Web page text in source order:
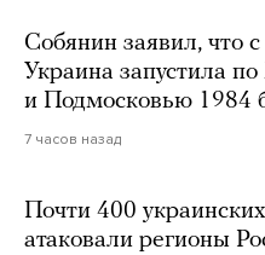
Собянин заявил, что с
Украина запустила
и Подмосковью 1984
7 часов назад
Почти 400
атаковали регионы